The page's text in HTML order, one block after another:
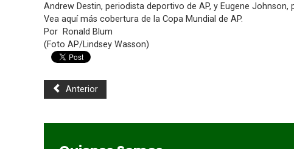
Andrew Destin, periodista deportivo de AP, y Eugene
Vea aquí más cobertura de la Copa Mundial de AP.
Por Ronald Blum
(Foto AP/Lindsey Wasson)
Anterior